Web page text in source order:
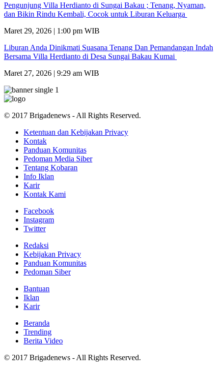
Pengunjung Villa Herdianto di Sungai Bakau ; Tenang, Nyaman,
dan Bikin Rindu Kembali, Cocok untuk Liburan Keluarga
Maret 29, 2026 | 1:00 pm WIB
Liburan Anda Dinikmati Suasana Tenang Dan Pemandangan Indah
Bersama Villa Herdianto di Desa Sungai Bakau Kumai
Maret 27, 2026 | 9:29 am WIB
© 2017 Brigadenews - All Rights Reserved.
Ketentuan dan Kebijakan Privacy
Kontak
Panduan Komunitas
Pedoman Media Siber
Tentang Kobaran
Info Iklan
Karir
Kontak Kami
Facebook
Instagram
Twitter
Redaksi
Kebijakan Privacy
Panduan Komunitas
Pedoman Siber
Bantuan
Iklan
Karir
Beranda
Trending
Berita Video
© 2017 Brigadenews - All Rights Reserved.